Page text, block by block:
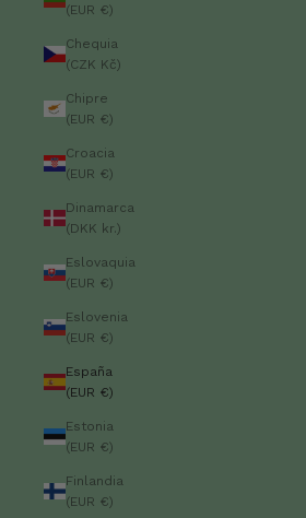
(EUR €)
Chequia
(CZK Kč)
Chipre
(EUR €)
Croacia
(EUR €)
Dinamarca
(DKK kr.)
Eslovaquia
(EUR €)
Eslovenia
(EUR €)
España
(EUR €)
Estonia
(EUR €)
Finlandia
(EUR €)